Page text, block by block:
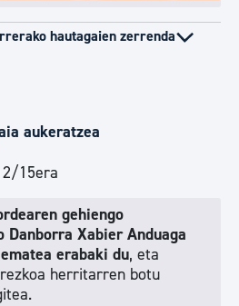
hautagaien zerrenda
aukeratzea
15era
gehiengo
Xabier Anduaga
erabaki du, eta
herritarren botu